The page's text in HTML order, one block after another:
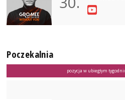
Poczekalnia
pozycja w ubiegłym